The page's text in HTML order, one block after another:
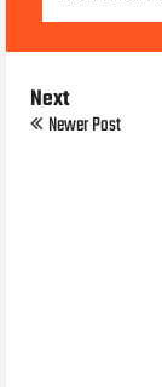
Next
Newer Post